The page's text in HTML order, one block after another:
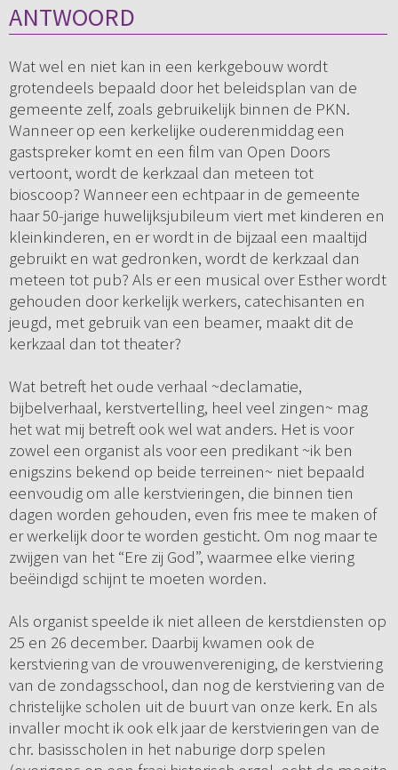
ANTWOORD
Wat wel en niet kan in een kerkgebouw wordt
grotendeels bepaald door het beleidsplan van de
gemeente zelf, zoals gebruikelijk binnen de PKN.
Wanneer op een kerkelijke ouderenmiddag een
gastspreker komt en een film van Open Doors
vertoont, wordt de kerkzaal dan meteen tot
bioscoop? Wanneer een echtpaar in de gemeente
haar 50-jarige huwelijksjubileum viert met kinderen en
kleinkinderen, en er wordt in de bijzaal een maaltijd
gebruikt en wat gedronken, wordt de kerkzaal dan
meteen tot pub? Als er een musical over Esther wordt
gehouden door kerkelijk werkers, catechisanten en
jeugd, met gebruik van een beamer, maakt dit de
kerkzaal dan tot theater?
Wat betreft het oude verhaal ~declamatie,
bijbelverhaal, kerstvertelling, heel veel zingen~ mag
het wat mij betreft ook wel wat anders. Het is voor
zowel een organist als voor een predikant ~ik ben
enigszins bekend op beide terreinen~ niet bepaald
eenvoudig om alle kerstvieringen, die binnen tien
dagen worden gehouden, even fris mee te maken of
er werkelijk door te worden gesticht. Om nog maar te
zwijgen van het “Ere zij God”, waarmee elke viering
beëindigd schijnt te moeten worden.
Als organist speelde ik niet alleen de kerstdiensten op
25 en 26 december. Daarbij kwamen ook de
kerstviering van de vrouwenvereniging, de kerstviering
van de zondagsschool, dan nog de kerstviering van de
christelijke scholen uit de buurt van onze kerk. En als
invaller mocht ik ook elk jaar de kerstvieringen van de
chr. basisscholen in het naburige dorp spelen